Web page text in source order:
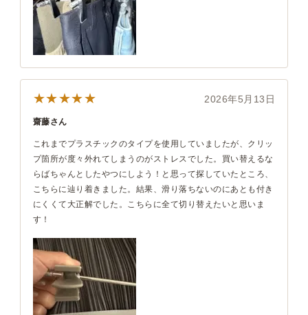
★★★★★ 2026年5月13日
齋藤さん
これまでプラスチックのタイプを使用していましたが、クリッ
プ箇所が度々外れてしまうのがストレスでした。買い替えるな
らばちゃんとしたやつにしよう！と思って探していたところ、
こちらに辿り着きました。結果、滑り落ちないのにあとも付き
にくくて大正解でした。こちらに全て切り替えたいと思いま
す！